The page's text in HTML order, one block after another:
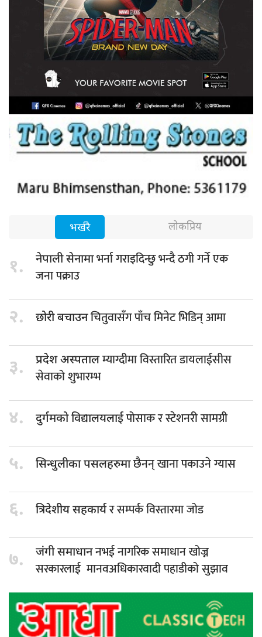
भर्खरै लोकप्रिय
१. नेपाली सेनामाभर्ना गराइदिन्छु भन्दै ठगी गर्ने एक
जना पक्राउ
२. छोरी बचाउनचितुवासँग पाँच मिनेट भिडिन् आमा
३. प्रदेश अस्पतालम्याग्दीमा विस्तारित डायलाईसीस
सेवाको शुभारम्भ
४. दुर्गमको विद्यालयलाईपोसाक र स्टेशनरी सामग्री
५. सिन्धुलीका पसलहरुमाछैनन् खाना पकाउने ग्यास
६. त्रिदेशीय सहकार्यर सम्पर्क विस्तारमा जोड
७. जंगी समाधाननभई नागरिक समाधान खोज्न
सरकारलाई मानवअधिकारवादी पहाडीको सुझाव